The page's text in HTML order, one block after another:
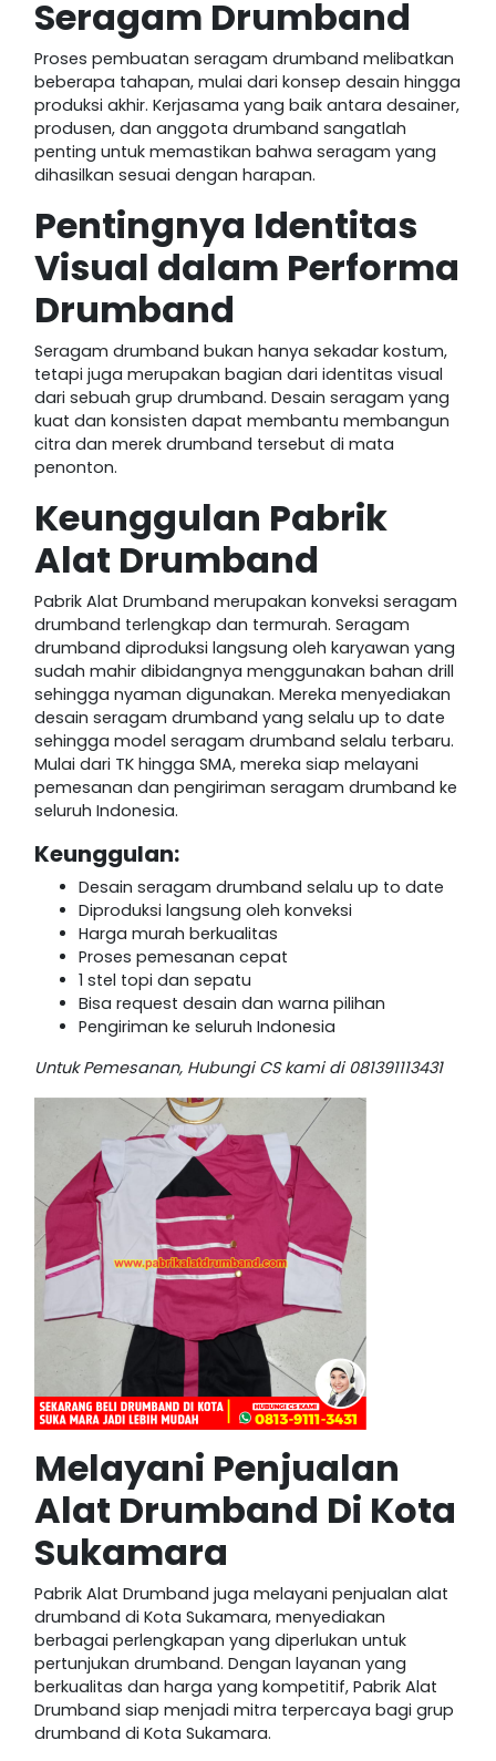
Seragam Drumband
Proses pembuatan seragam drumband melibatkan
beberapa tahapan, mulai dari konsep desain hingga
produksi akhir. Kerjasama yang baik antara desainer,
produsen, dan anggota drumband sangatlah
penting untuk memastikan bahwa seragam yang
dihasilkan sesuai dengan harapan.
Pentingnya Identitas
Visual dalam Performa
Drumband
Seragam drumband bukan hanya sekadar kostum,
tetapi juga merupakan bagian dari identitas visual
dari sebuah grup drumband. Desain seragam yang
kuat dan konsisten dapat membantu membangun
citra dan merek drumband tersebut di mata
penonton.
Keunggulan Pabrik
Alat Drumband
Pabrik Alat Drumband merupakan konveksi seragam
drumband terlengkap dan termurah. Seragam
drumband diproduksi langsung oleh karyawan yang
sudah mahir dibidangnya menggunakan bahan drill
sehingga nyaman digunakan. Mereka menyediakan
desain seragam drumband yang selalu up to date
sehingga model seragam drumband selalu terbaru.
Mulai dari TK hingga SMA, mereka siap melayani
pemesanan dan pengiriman seragam drumband ke
seluruh Indonesia.
Keunggulan:
Desain seragam drumband selalu up to date
Diproduksi langsung oleh konveksi
Harga murah berkualitas
Proses pemesanan cepat
1 stel topi dan sepatu
Bisa request desain dan warna pilihan
Pengiriman ke seluruh Indonesia
Untuk Pemesanan, Hubungi CS kami di 081391113431
Melayani Penjualan
Alat Drumband Di Kota
Sukamara
Pabrik Alat Drumband juga melayani penjualan alat
drumband di Kota Sukamara, menyediakan
berbagai perlengkapan yang diperlukan untuk
pertunjukan drumband. Dengan layanan yang
berkualitas dan harga yang kompetitif, Pabrik Alat
Drumband siap menjadi mitra terpercaya bagi grup
drumband di Kota Sukamara.